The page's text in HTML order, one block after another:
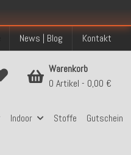
News | Blog Kontakt
Indoor Stoffe Gutschein
Warenkorb
0 Artikel
0,00 €